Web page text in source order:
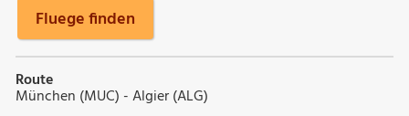
Fluege finden
Route
München (MUC) - Algier (ALG)